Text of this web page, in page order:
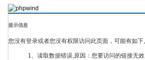
提示信息
您没有登录或者您没有权限访问此页面，可能有如下
1、读取数据错误,原因：您要访问的链接无